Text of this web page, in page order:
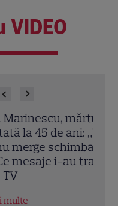
VIDEO
„Trecutul
și nici nu
transmis colegii